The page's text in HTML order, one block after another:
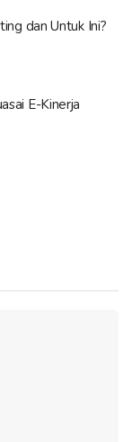
dan Untuk Ini?
E-Kinerja